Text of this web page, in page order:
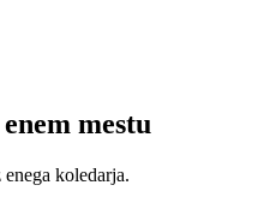
mestu
koledarja.